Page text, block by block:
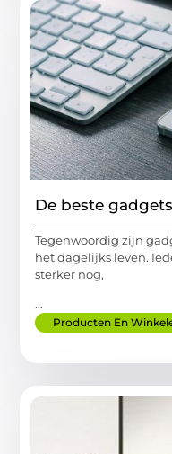
De beste
Tegenwoordig zijn
het dagelijks leven.
sterker nog,
...
Producten En